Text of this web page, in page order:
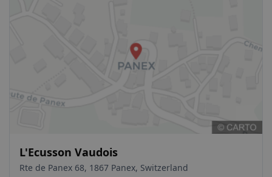
L'Ecusson Vaudois
Rte de Panex 68, 1867 Panex, Switzerland